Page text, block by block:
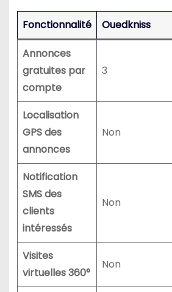
Fonctionnalité Ouedkniss
Annonces
gratuites par
compte
3
Localisation
GPS des
annonces
Non
Notification
SMS des
clients
intéressés
Non
Visites
virtuelles 360°
Non